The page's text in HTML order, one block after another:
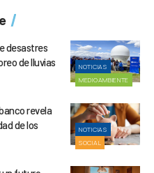
NOTICIAS
MEDIOAMBIENTE
desastres
de lluvias
NOTICIAS
SOCIAL
revela
de los